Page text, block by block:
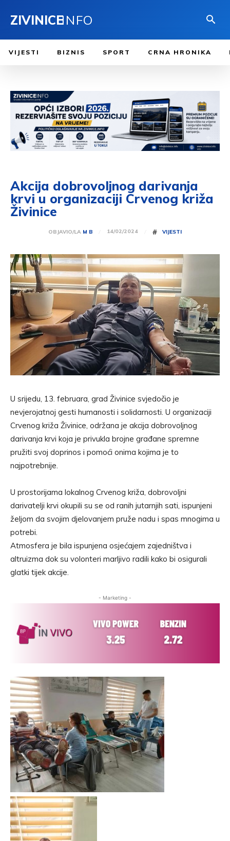
ZIVINICEINFO
VIJESTI BIZNIS SPORT CRNA HRONIKA
Akcija dobrovoljnog darivanja
krvi u organizaciji Crvenog križa
Živinice
OBJAVIO/LA M B 14/02/2024 # VIJESTI
U srijedu, 13. februara, grad Živinice svjedočio je
nevjerojatnoj gesti humanosti i solidarnosti. U organizaciji
Crvenog križa Živinice, održana je akcija dobrovoljnog
darivanja krvi koja je privukla brojne građane spremne
pružiti svoj doprinos i pomoći onima kojima je to
najpotrebnije.
U prostorijama lokalnog Crvenog križa, dobrovoljni
darivatelji krvi okupili su se od ranih jutarnjih sati, ispunjeni
željom da svojim djelovanjem pruže nadu i spas mnogima u
potrebi.
Atmosfera je bila ispunjena osjećajem zajedništva i
altruizma dok su volonteri marljivo radili kako bi osigurali
glatki tijek akcije.
- Marketing -